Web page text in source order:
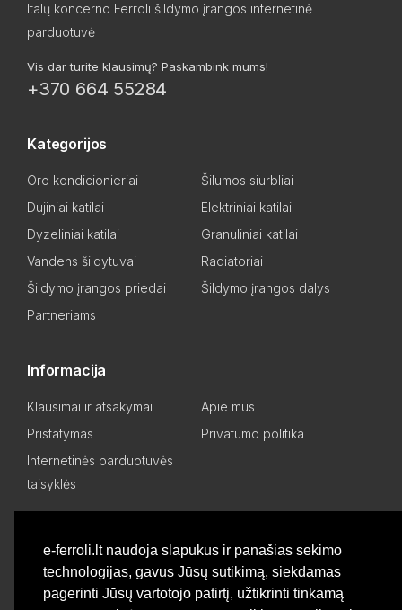
e-ferroli.lt naudoja slapukus ir panašias sekimo
technologijas, gavus Jūsų sutikimą, siekdamas
pagerinti Jūsų vartotojo patirtį, užtikrinti tinkamą
Italų koncerno Ferroli šildymo įrangos internetinė
parduotuvė
Vis dar turite klausimų? Paskambink mums!
+370 664 55284
Kategorijos
Oro kondicionieriai
Šilumos siurbliai
Dujiniai katilai
Elektriniai katilai
Dyzeliniai katilai
Granuliniai katilai
Vandens šildytuvai
Radiatoriai
Šildymo įrangos priedai
Šildymo įrangos dalys
Partneriams
Informacija
Klausimai ir atsakymai
Apie mus
Pristatymas
Privatumo politika
Internetinės parduotuvės
taisyklės
Asmeninis kabinetas
Pageidavimų sąrašas
Palyginti produktus
Basket